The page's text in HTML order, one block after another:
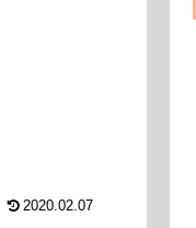
2020.02.07